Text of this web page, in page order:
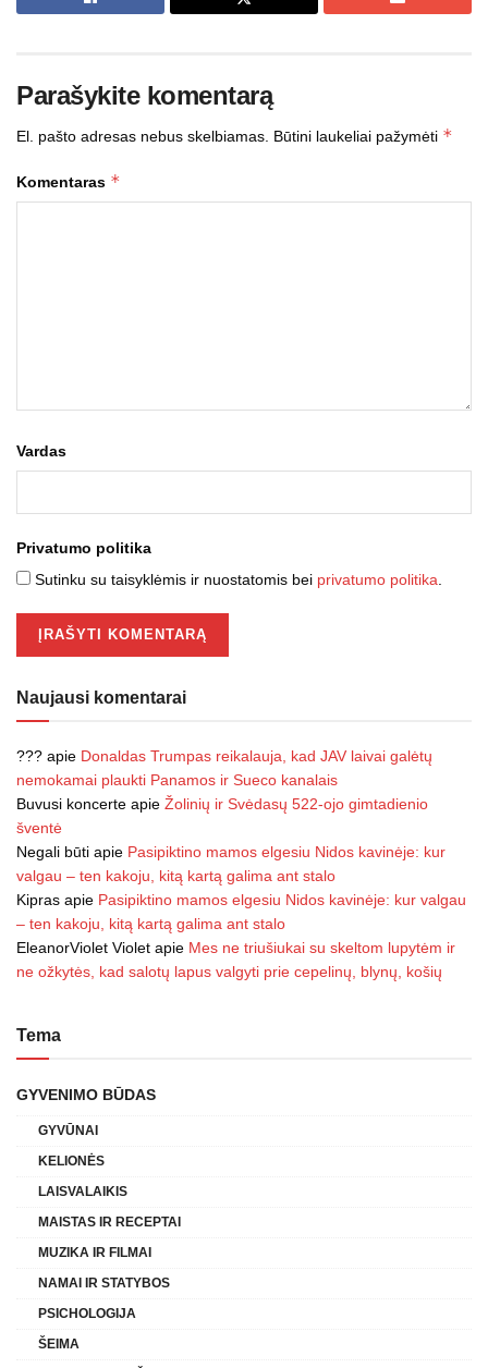
Parašykite komentarą
El. pašto adresas nebus skelbiamas. Būtini laukeliai pažymėti *
Komentaras *
Vardas
Privatumo politika
Sutinku su taisyklėmis ir nuostatomis bei privatumo politika
Naujausi komentarai
??? apie Donaldas Trumpas reikalauja, kad JAV laivai galėtų
nemokamai plaukti Panamos ir Sueco kanalais
Buvusi koncerte apie Žolinių ir Svėdasų 522-ojo gimtadienio
šventė
Negali būti apie Pasipiktino mamos elgesiu Nidos kavinėje: kur
valgau – ten kakoju, kitą kartą galima ant stalo
Kipras apie Pasipiktino mamos elgesiu Nidos kavinėje: kur valgau
– ten kakoju, kitą kartą galima ant stalo
EleanorViolet Violet apie Mes ne triušiukai su skeltom lupytėm ir
ne ožkytės, kad salotų lapus valgyti prie cepelinų, blynų, košių
Tema
GYVENIMO BŪDAS
GYVŪNAI
KELIONĖS
LAISVALAIKIS
MAISTAS IR RECEPTAI
MUZIKA IR FILMAI
NAMAI IR STATYBOS
PSICHOLOGIJA
ŠEIMA